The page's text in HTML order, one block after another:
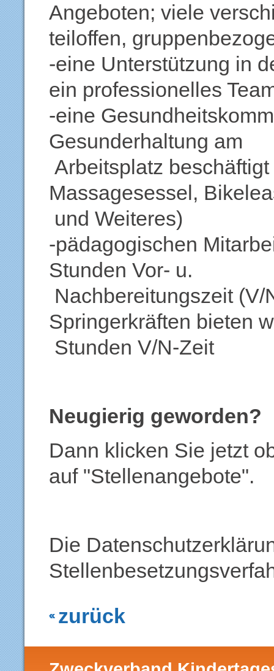
Angeboten; viele
teiloffen,
-eine Unterstützung in
ein professionelles
-eine
Gesunderhaltung am
Arbeitsplatz
Massagesessel,
und Weiteres)
-pädagogischen
Stunden Vor- u.
Nachbereitungszeit (V/
Springerkräften bieten
Stunden V/N-Zeit
Neugierig geworden?
Dann klicken Sie jetzt
auf "Stellenangebote".
Die
zurück